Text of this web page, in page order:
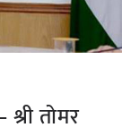
तोमर